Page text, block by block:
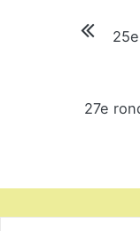
navigatie
27e